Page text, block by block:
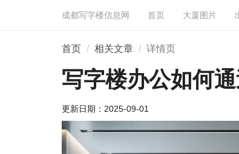
成都写字楼信息网 首页 大厦图片
首页 相关文章 详情页
写字楼办公如何
更新日期： 2025-09-01